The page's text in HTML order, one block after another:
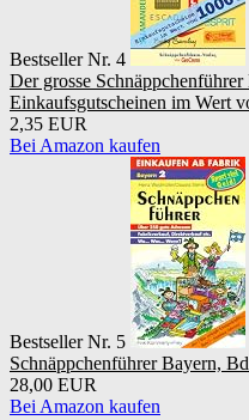
Bestseller Nr. 4
Der grosse
Einkaufsgutscheinen im Wert
2,35 EUR
Bei Amazon kaufen
Bestseller Nr. 5
Schnäppchenführer Bayern,
28,00 EUR
Bei Amazon kaufen